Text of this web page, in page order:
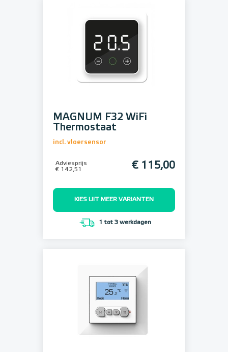
MAGNUM F32 WiFi
Thermostaat
incl. vloersensor
Adviesprijs
€ 142,51
€ 115,00
KIES UIT MEER VARIANTEN
1 tot 3 werkdagen